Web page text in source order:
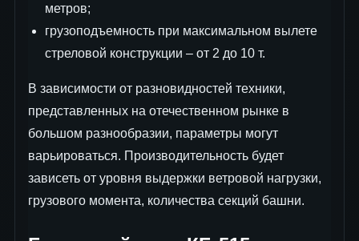
метров;
грузоподъемность при максимальном вылете
стреловой конструкции – от 2 до 10 т.
В зависимости от разновидностей техники,
представленных на отечественном рынке в
большом разнообразии, параметры могут
варьироваться. Производительность будет
зависеть от уровня выдержки ветровой нагрузки,
грузового момента, количества секций башни.